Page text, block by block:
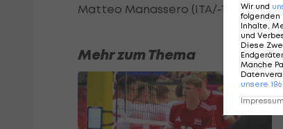
Matteo Manassero (ITA/-14) an.
Mehr zum Thema
Wir und
folgenden
Inhalte,
und
Diese
Manche
unsere 186